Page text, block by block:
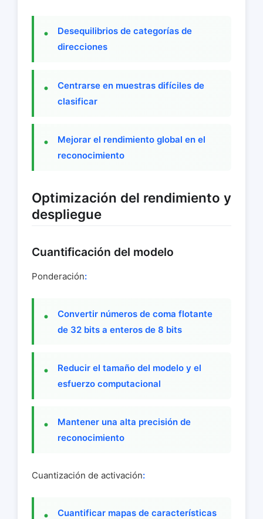
Desequilibrios de categorías de
direcciones
Centrarse en muestras difíciles de
clasificar
Mejorar el rendimiento global en el
reconocimiento
Optimización del rendimiento y
despliegue
Cuantificación del modelo
Ponderación:
Convertir números de coma flotante
de 32 bits a enteros de 8 bits
Reducir el tamaño del modelo y el
esfuerzo computacional
Mantener una alta precisión de
reconocimiento
Cuantización de activación:
Cuantificar mapas de características